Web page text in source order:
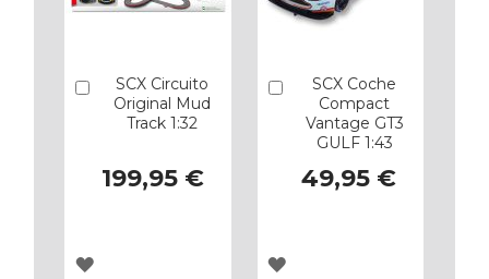
SCX Circuito
Original Mud
Track 1:32
199,95 €
Añadir
AGREGAR
SCX Coche
Compact
Vantage GT3
GULF 1:43
49,95 €
Añadir
AGREGAR